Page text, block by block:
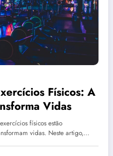
Físicos: A
Vidas
físicos estão
vidas. Neste artigo,…